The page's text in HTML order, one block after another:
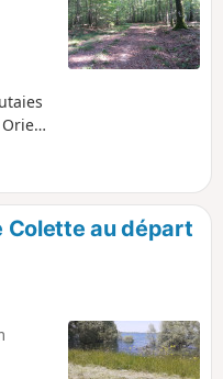
au
Colette au départ